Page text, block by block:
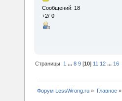
Сообщений: 18
+2/-0
Страницы: 1 ...8 9 [10] 11 12 ... 16
Форум LessWrong.ru » Главное»